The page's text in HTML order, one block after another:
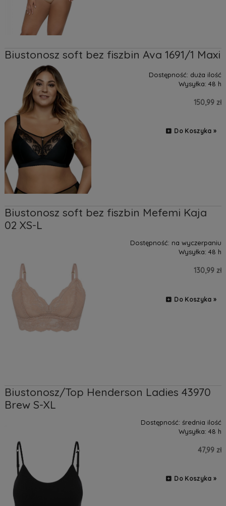
Biustonosz soft bez fiszbin Ava 1691/1 Maxi
Dostępność: duża ilość
Wysyłka: 48 h
150,99 zł
Do Koszyka »
Biustonosz soft bez fiszbin Mefemi Kaja
02 XS-L
Dostępność: na wyczerpaniu
Wysyłka: 48 h
130,99 zł
Do Koszyka »
Biustonosz/Top Henderson Ladies 43970
Brew S-XL
Dostępność: średnia ilość
Wysyłka: 48 h
47,99 zł
Do Koszyka »